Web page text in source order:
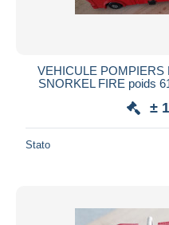
VEHICULE POMPIERS
SNORKEL FIRE poids
±
Stato